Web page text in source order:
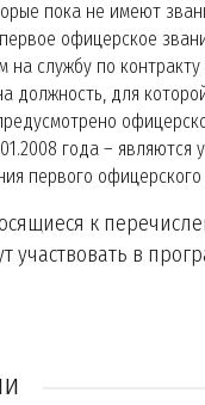
пока не имеют
офицерское
на службу по
должность, для
года – являются
первого офицерского
к
участвовать в